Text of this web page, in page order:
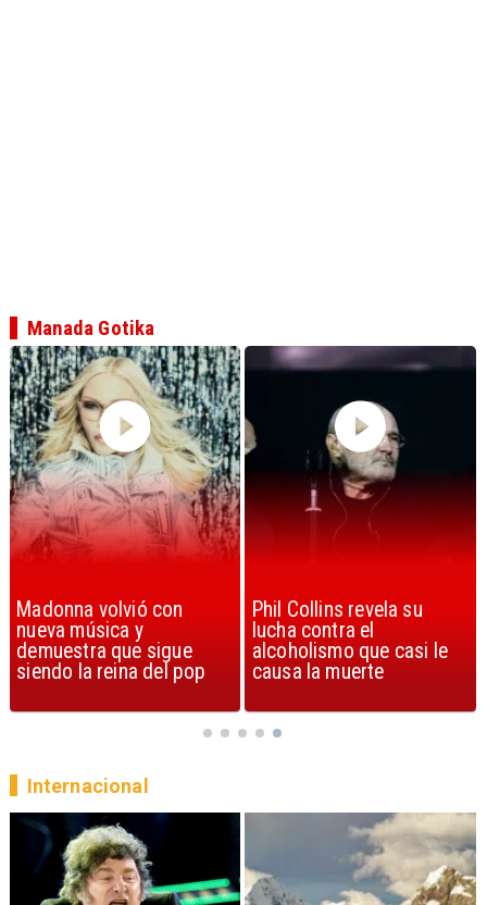
Phil Collins revela su
lucha contra el
alcoholismo que casi le
causa la muerte
U2 lanza nuevo sencillo
con estribillo en español:
Streets of Dreams
Manada Gotika
Internacional